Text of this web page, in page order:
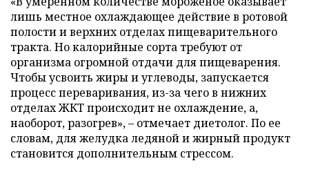
лишь местное охлаждающее действие в ротовой
полости и верхних отделах пищеварительного
тракта. Но калорийные сорта требуют от
организма огромной отдачи для пищеварения.
Чтобы усвоить жиры и углеводы, запускается
процесс переваривания, из-за чего в нижних
отделах ЖКТ происходит не охлаждение, а,
наоборот, разогрев», – отмечает диетолог. По ее
словам, для желудка ледяной и жирный продукт
становится дополнительным стрессом.